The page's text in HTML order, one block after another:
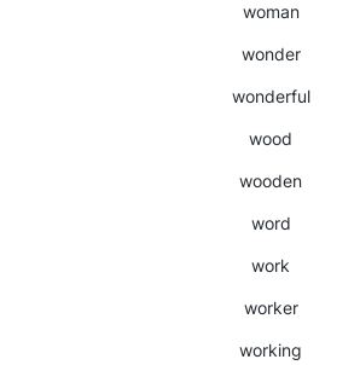
woman
wonder
wonderful
wood
wooden
word
work
worker
working